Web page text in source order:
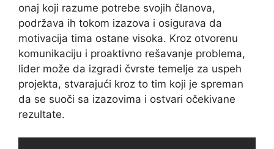
onaj koji razume potrebe svojih članova,
podržava ih tokom izazova i osigurava da
motivacija tima ostane visoka. Kroz otvorenu
komunikaciju i proaktivno rešavanje problema,
lider može da izgradi čvrste temelje za uspeh
projekta, stvarajući kroz to tim koji je spreman
da se suoči sa izazovima i ostvari očekivane
rezultate.